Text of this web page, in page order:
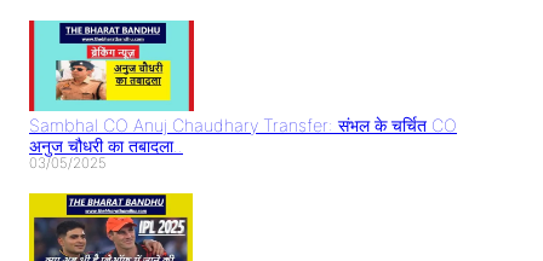
Sambhal CO Anuj Chaudhary Transfer: संभल के चर्चित CO
अनुज चौधरी का तबादला..
03/05/2025